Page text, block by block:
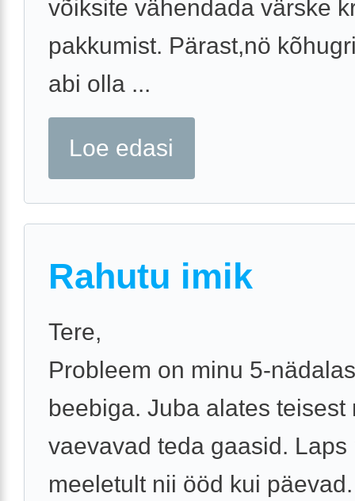
võiksite vähendada värske
pakkumist. Pärast,nö
abi olla ...
Loe edasi
Rahutu imik
Tere,
Probleem on minu 5-
beebiga. Juba alates teisest
vaevavad teda gaasid. Laps
meeletult nii ööd kui